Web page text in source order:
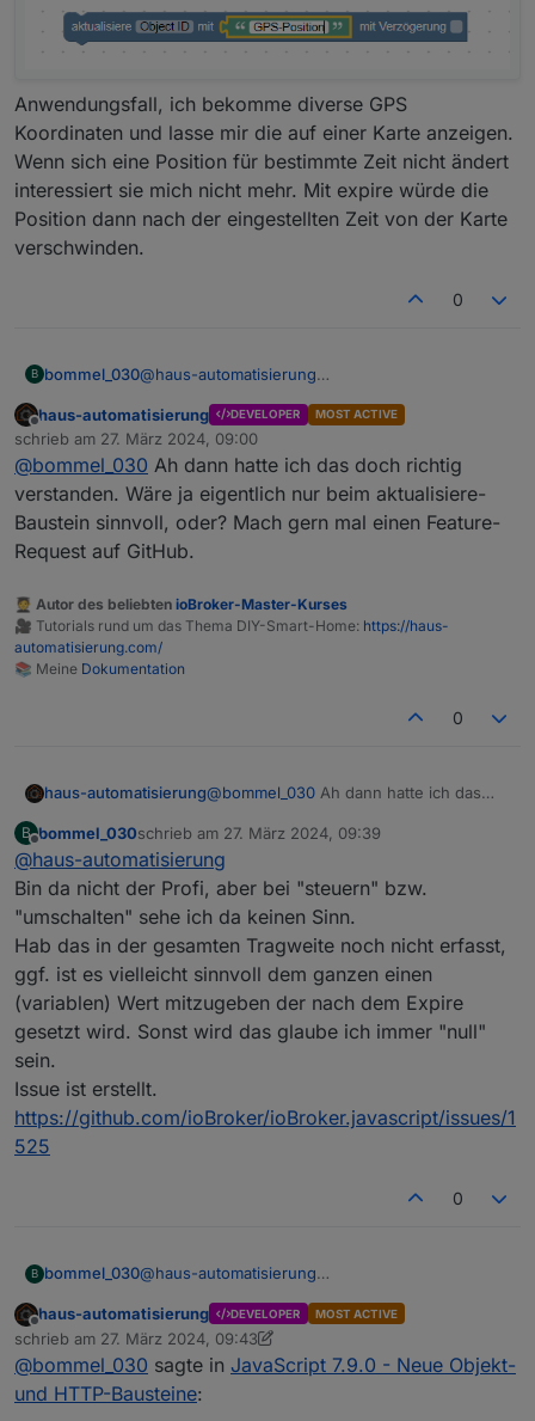
Anwendungsfall, ich bekomme diverse GPS
Koordinaten und lasse mir die auf einer Karte anzeigen.
Wenn sich eine Position für bestimmte Zeit nicht ändert
interessiert sie mich nicht mehr. Mit expire würde die
Position dann nach der eingestellten Zeit von der Karte
verschwinden.
0
B bommel_030@haus-automatisierung
expire. oder ggf. beides als Option
Anwendungsfall, ich bekomme diverse GPS
Koordinaten und lasse mir die auf einer Karte
anzeigen.
ändert interessiert sie mich nicht mehr. Mit expire
würde die Position dann nach der eingestellten
Zeit von der Karte verschwinden.
Offline
haus-automatisierung DEVELOPER MOST ACTIVE
schrieb am 27. März 2024, 09:00
zuletzt editiert von
@bommel_030 Ah dann hatte ich das doch richtig
verstanden. Wäre ja eigentlich nur beim aktualisiere-
Baustein sinnvoll, oder? Mach gern mal einen Feature-
Request auf GitHub.
🧑‍🎓 Autor des beliebten ioBroker-Master-Kurses
🎥 Tutorials rund um das Thema DIY-Smart-Home: https://haus-
automatisierung.com/
📚 Meine Dokumentation
0
haus-automatisierung@bommel_030 Ah dann hatte ich das
eigentlich nur beim aktualisiere-Baustein
sinnvoll, oder? Mach gern mal einen
Feature-Request auf GitHub.
B
Offline
bommel_030schrieb am 27. März 2024, 09:39
zuletzt editiert von
@haus-automatisierung
Bin da nicht der Profi, aber bei "steuern" bzw.
"umschalten" sehe ich da keinen Sinn.
Hab das in der gesamten Tragweite noch nicht erfasst,
ggf. ist es vielleicht sinnvoll dem ganzen einen
(variablen) Wert mitzugeben der nach dem Expire
gesetzt wird. Sonst wird das glaube ich immer "null"
sein.
Issue ist erstellt.
https://github.com/ioBroker/ioBroker.javascript/issues/1
525
0
B bommel_030@haus-automatisierung
"umschalten" sehe ich da keinen Sinn.
Hab das in der gesamten Tragweite noch nicht
erfasst, ggf. ist es vielleicht sinnvoll dem ganzen
einen (variablen) Wert mitzugeben der nach dem
Expire gesetzt wird. Sonst wird das glaube ich
Offline
haus-automatisierung DEVELOPER MOST ACTIVE
schrieb am 27. März 2024, 09:43
zuletzt editiert von haus-automatisierung
@bommel_030 sagte in JavaScript 7.9.0 - Neue Objekt-
und HTTP-Bausteine: